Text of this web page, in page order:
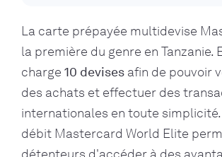
La carte prépayée multidevise
la première du genre en Tanzanie.
charge 10 devises afin de pouvoir
des achats et effectuer des
internationales en toute
débit Mastercard World Elite